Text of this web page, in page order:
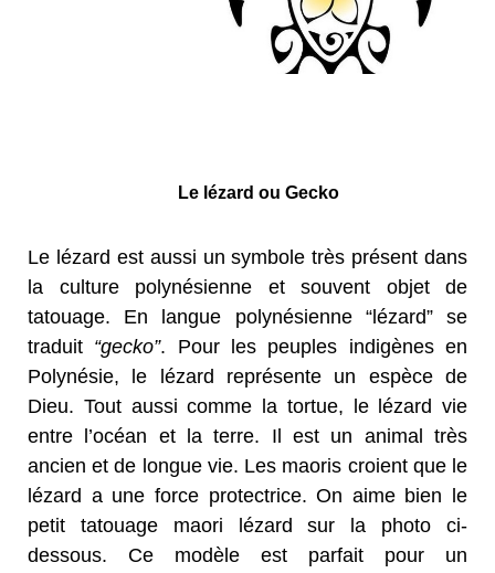
Le lézard ou Gecko
Le lézard est aussi un symbole très présent dans
la culture polynésienne et souvent objet de
tatouage. En langue polynésienne “lézard” se
traduit “gecko”. Pour les peuples indigènes en
Polynésie, le lézard représente un espèce de
Dieu. Tout aussi comme la tortue, le lézard vie
entre l’océan et la terre. Il est un animal très
ancien et de longue vie. Les maoris croient que le
lézard a une force protectrice. On aime bien le
petit tatouage maori lézard sur la photo ci-
dessous. Ce modèle est parfait pour un